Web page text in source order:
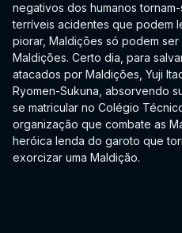
negativos dos humanos
terríveis acidentes que podem
piorar, Maldições só podem
Maldições. Certo dia, para
atacados por Maldições, Yuji
Ryomen-Sukuna, absorvendo
se matricular no Colégio
organização que combate as
heróica lenda do garoto que
exorcizar uma Maldição.